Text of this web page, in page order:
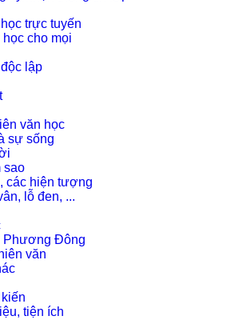
trực tuyến
cho mọi
lập
văn học
sự sống
sao
các hiện tượng
lỗ đen, ...
Phương Đông
văn
tiện ích